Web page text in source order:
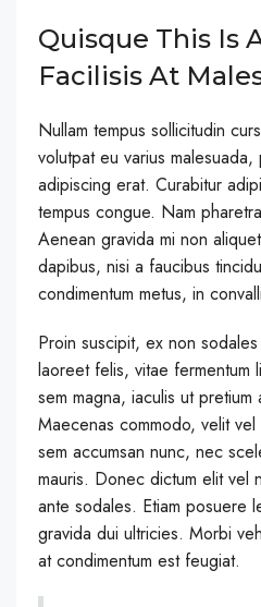
Quisque This Is
Facilisis At
Nullam tempus sollicitudin
volutpat eu varius
adipiscing erat. Curabitur
tempus congue. Nam
Aenean gravida mi non
dapibus, nisi a faucibus
condimentum metus, in
Proin suscipit, ex non
laoreet felis, vitae fermentum
sem magna, iaculis ut
Maecenas commodo, velit
sem accumsan nunc, nec
mauris. Donec dictum elit vel
ante sodales. Etiam posuere
gravida dui ultricies. Morbi
at condimentum est feugiat.